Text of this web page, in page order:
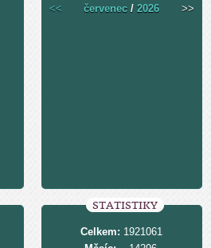
<< červenec /2026 >>
STATISTIKY
Celkem: 1921061